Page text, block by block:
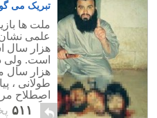
تبریک می
ملت ها
هزار سال
هزار سال
طولانی ،
اصطلاح
دیگر۵۱۱